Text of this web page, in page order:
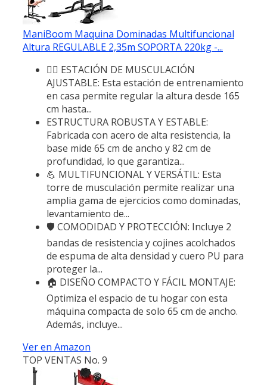
ManiBoom Maquina Dominadas Multifuncional
Altura REGULABLE 2,35m SOPORTA 220kg -...
🏋️‍♂️ ESTACIÓN DE MUSCULACIÓN
AJUSTABLE: Esta estación de entrenamiento
en casa permite regular la altura desde 165
cm hasta...
ESTRUCTURA ROBUSTA Y ESTABLE:
Fabricada con acero de alta resistencia, la
base mide 65 cm de ancho y 82 cm de
profundidad, lo que garantiza...
💪 MULTIFUNCIONAL Y VERSÁTIL: Esta
torre de musculación permite realizar una
amplia gama de ejercicios como dominadas,
levantamiento de...
🛡️ COMODIDAD Y PROTECCIÓN: Incluye 2
bandas de resistencia y cojines acolchados
de espuma de alta densidad y cuero PU para
proteger la...
🏠 DISEÑO COMPACTO Y FÁCIL MONTAJE:
Optimiza el espacio de tu hogar con esta
máquina compacta de solo 65 cm de ancho.
Además, incluye...
Ver en Amazon
TOP VENTAS No. 9